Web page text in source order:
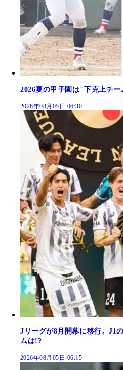
2026夏の甲子園は"下克上チー
2026年08月05日 06:30
Jリーグが8月開幕に移行。J1
ムは!?
2026年08月05日 06:15